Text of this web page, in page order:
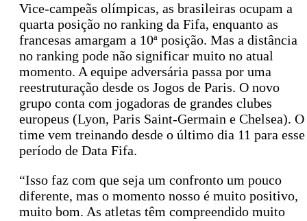
Vice-campeãs olímpicas, as brasileiras ocupam a
quarta posição no ranking da Fifa, enquanto as
francesas amargam a 10ª posição. Mas a distância
no ranking pode não significar muito no atual
momento. A equipe adversária passa por uma
reestruturação desde os Jogos de Paris. O novo
grupo conta com jogadoras de grandes clubes
europeus (Lyon, Paris Saint-Germain e Chelsea). O
time vem treinando desde o último dia 11 para esse
período de Data Fifa.
“Isso faz com que seja um confronto um pouco
diferente, mas o momento nosso é muito positivo,
muito bom. As atletas têm compreendido muito